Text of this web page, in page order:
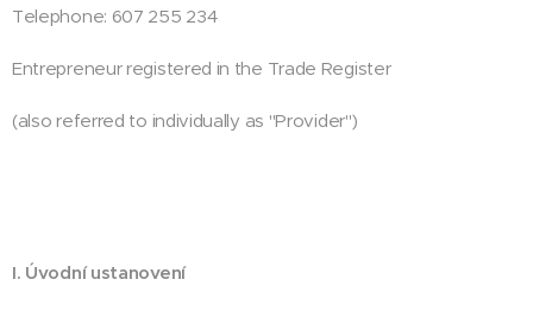
Telephone: 607 255 234
Entrepreneur registered in the Trade Register
(also referred to individually as "Provider")
I. Úvodní ustanovení